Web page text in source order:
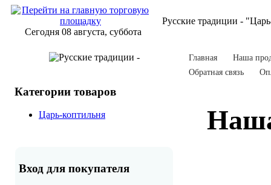
Сегодня 08 августа, суббота
Русские традиции -
Категории товаров
Царь-коптильня
Вход для покупателя
Главная
Наша
Обратная связь